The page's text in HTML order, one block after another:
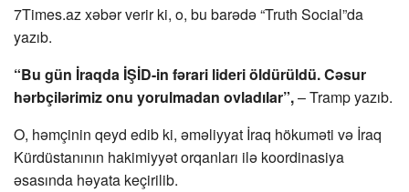
7Times.az xəbər verir ki, o, bu barədə “Truth Social”da
yazıb.
“Bu gün İraqda İŞİD-in fərari lideri öldürüldü. Cəsur
hərbçilərimiz onu yorulmadan ovladılar”,– Tramp yazıb.
O, həmçinin qeyd edib ki, əməliyyat İraq hökuməti və İraq
Kürdüstanının hakimiyyət orqanları ilə koordinasiya
əsasında həyata keçirilib.